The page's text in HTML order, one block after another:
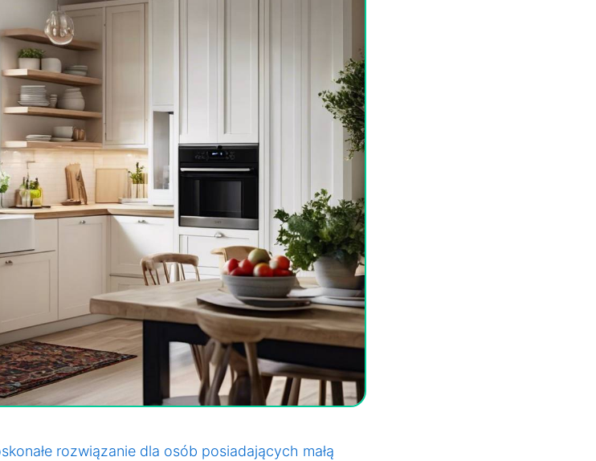
rozwiązanie dla osób posiadających małą